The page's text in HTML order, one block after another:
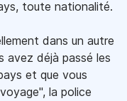
toute nationalité.
dans un autre
déjà passé les
et que vous
la police